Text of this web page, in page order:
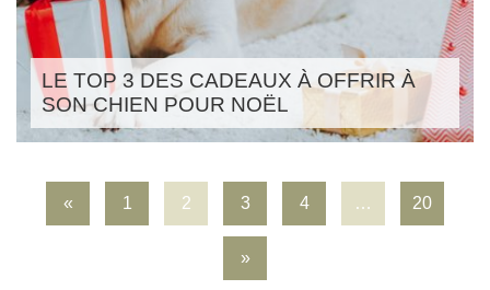
LE TOP 3 DES CADEAUX À OFFRIR À
SON CHIEN POUR NOËL
« 1 2 3 4 … 20
»